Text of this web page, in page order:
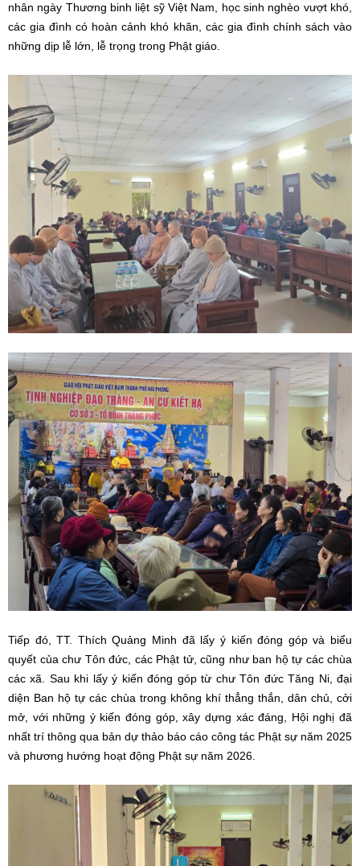
nhân ngày Thương binh liệt sỹ Việt Nam, học sinh nghèo vượt khó,
các gia đình có hoàn cảnh khó khăn, các gia đình chính sách vào
những dịp lễ lớn, lễ trọng trong Phật giáo.
Tiếp đó, TT. Thích Quảng Minh đã lấy ý kiến đóng góp và biểu
quyết của chư Tôn đức, các Phật tử, cũng như ban hộ tự các chùa
các xã. Sau khi lấy ý kiến đóng góp từ chư Tôn đức Tăng Ni, đại
diện Ban hộ tự các chùa trong không khí thẳng thắn, dân chủ, cởi
mở, với những ý kiến đóng góp, xây dựng xác đáng, Hội nghị đã
nhất trí thông qua bản dự thảo báo cáo công tác Phật sự năm 2025
và phương hướng hoạt động Phật sự năm 2026.